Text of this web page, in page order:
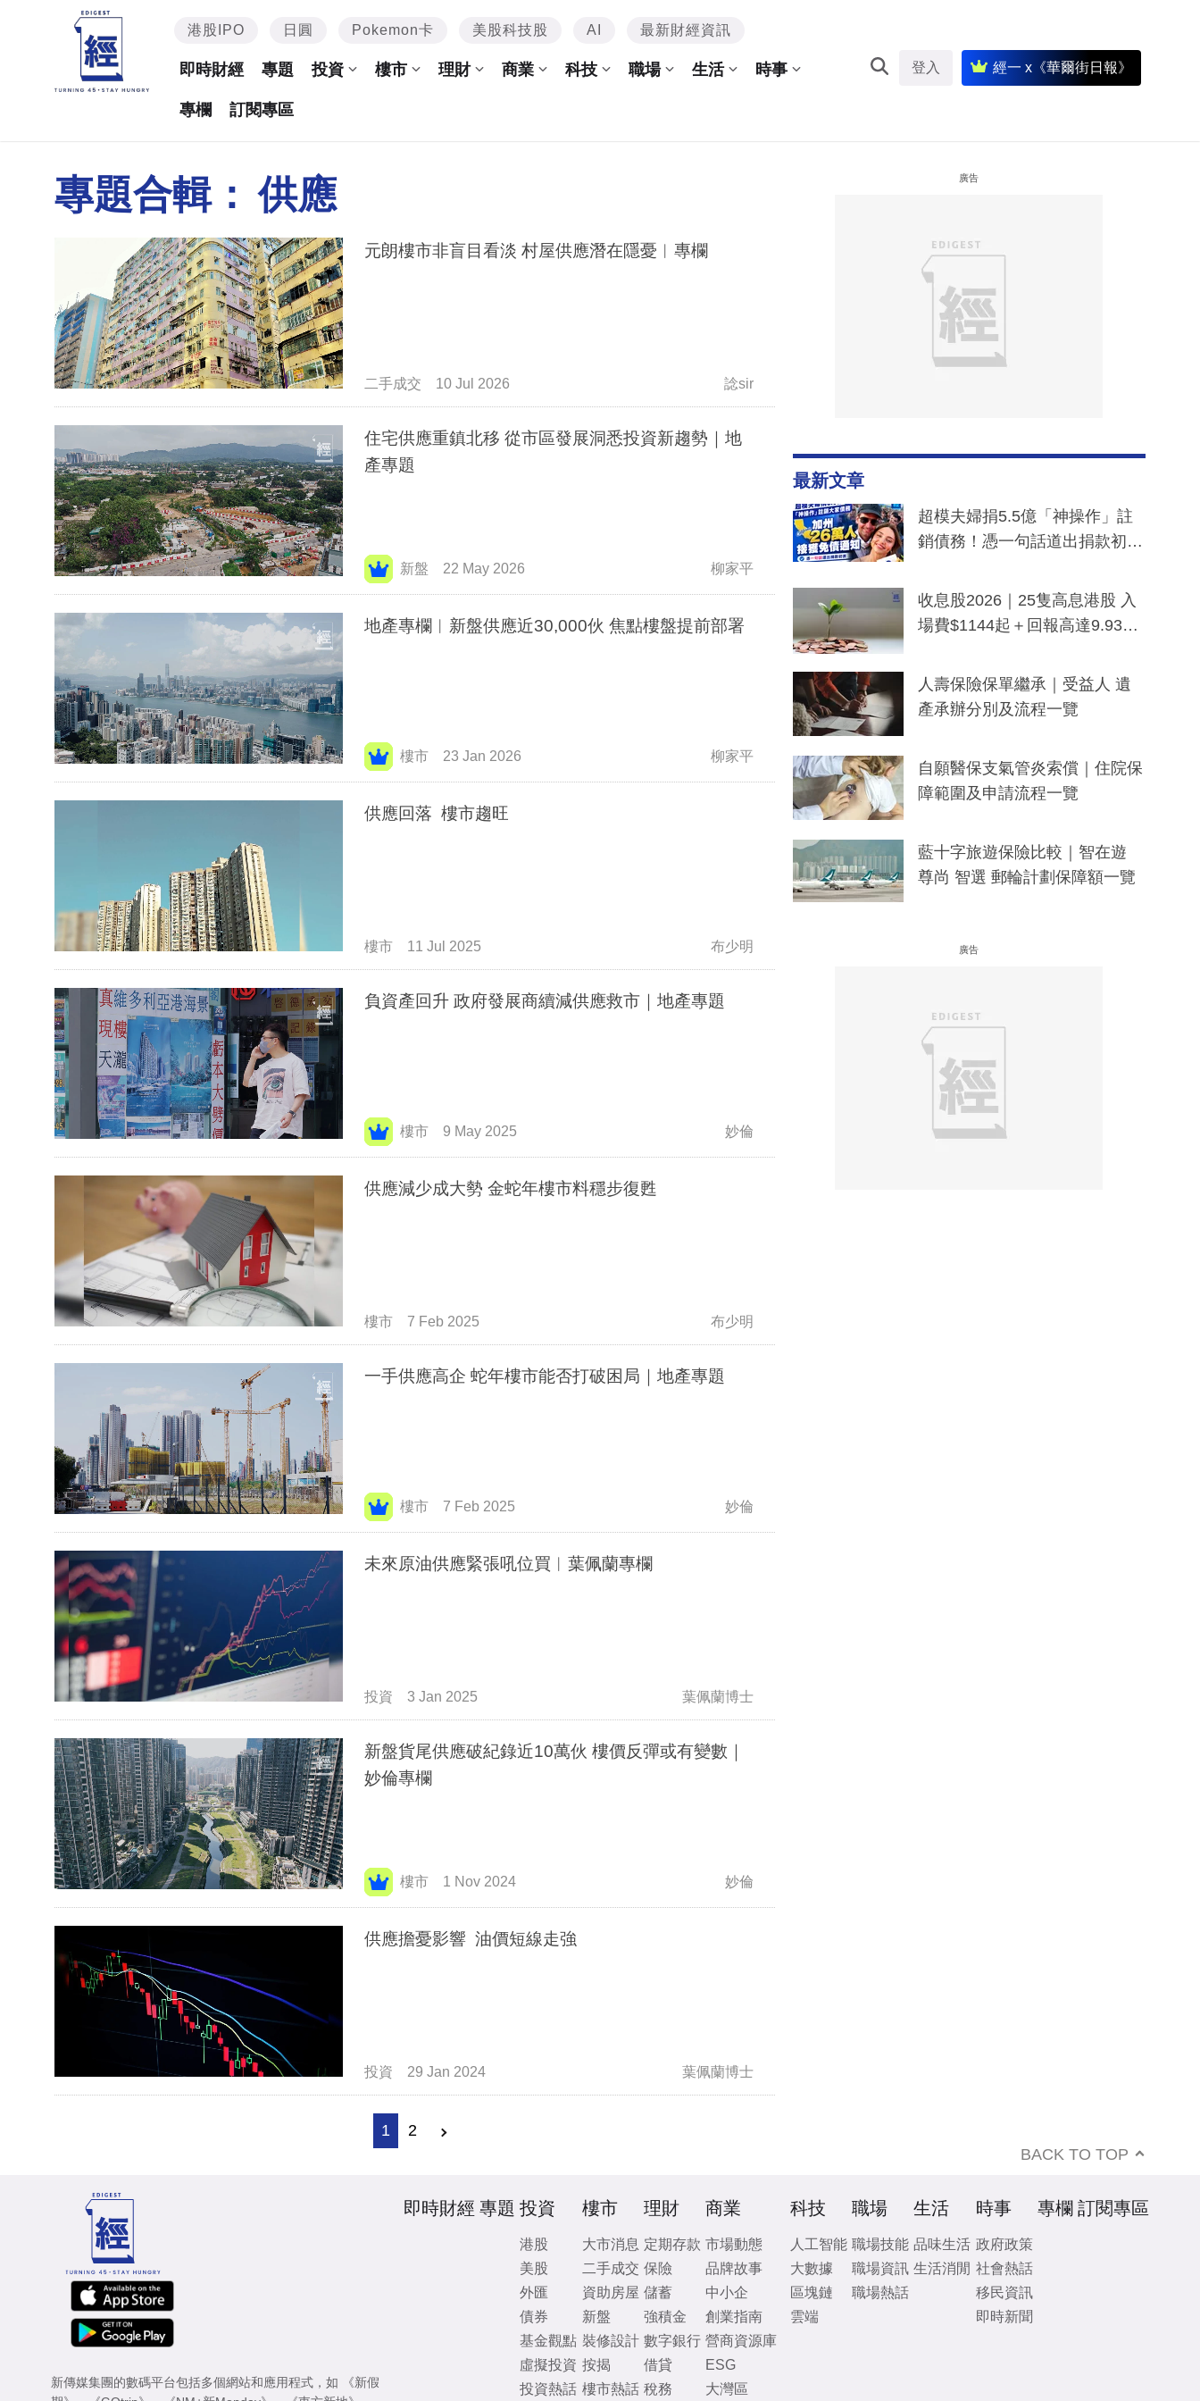
港股IPO 日圓 Pokemon卡 美股科技股 AI 最新財經資訊
即時財經 專題 投資 樓市 理財 商業 科技 職場 生活 時事
專欄 訂閱專區
登入 經一 x《華爾街日報》
專題合輯： 供應
元朗樓市非盲目看淡 村屋供應潛在隱憂︳專欄
二手成交 10 Jul 2026 諗sir
住宅供應重鎮北移 從市區發展洞悉投資新趨勢｜地
產專題
新盤 22 May 2026 柳家平
地產專欄︳新盤供應近30,000伙 焦點樓盤提前部署
樓市 23 Jan 2026 柳家平
供應回落 樓市趨旺
樓市 11 Jul 2025 布少明
負資產回升 政府發展商續減供應救市｜地產專題
樓市 9 May 2025 妙倫
供應減少成大勢 金蛇年樓市料穩步復甦
樓市 7 Feb 2025 布少明
一手供應高企 蛇年樓市能否打破困局｜地產專題
樓市 7 Feb 2025 妙倫
未來原油供應緊張吼位買︳葉佩蘭專欄
投資 3 Jan 2025 葉佩蘭博士
新盤貨尾供應破紀錄近10萬伙 樓價反彈或有變數｜
妙倫專欄
樓市 1 Nov 2024 妙倫
供應擔憂影響 油價短線走強
投資 29 Jan 2024 葉佩蘭博士
1 2
廣告
最新文章
超模夫婦捐5.5億「神操作」註
銷債務！憑一句話道出捐款初
一度被誤當詐騙手段
收息股2026｜25隻高息港股 入
場費$1144起＋回報高達9.93
人壽保險保單繼承｜受益人 遺
產承辦分別及流程一覽
自願醫保支氣管炎索償｜住院保
障範圍及申請流程一覽
藍十字旅遊保險比較｜智在遊
尊尚 智選 郵輪計劃保障額一覽
廣告
BACK TO TOP
新傳媒集團的數碼平台包括多個網站和應用程式，如
《新假
即時財經 專題 投資
港股
美股
外匯
債券
基金觀點
虛擬投資
投資熱話
樓市
大市消息
二手成交
資助房屋
新盤
裝修設計
按揭
樓市熱話
理財
定期存款
保險
儲蓄
強積金
數字銀行
借貸
稅務
商業
市場動態
品牌故事
中小企
創業指南
營商資源庫
ESG
大灣區
科技
人工智能
大數據
區塊鏈
雲端
職場
職場技能
職場資訊
職場熱話
生活
品味生活
生活消閒
時事
政府政策
社會熱話
移民資訊
即時新聞
專欄 訂閱專區